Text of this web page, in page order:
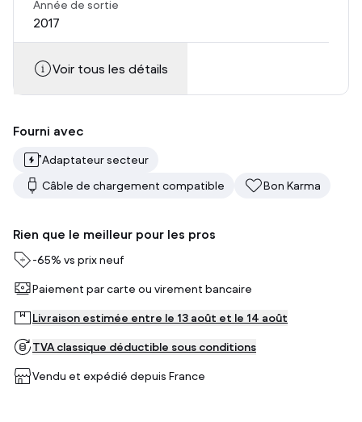
Année de sortie
2017
Voir tous les détails
Fourni avec
Adaptateur secteur
Câble de chargement compatible
Bon Karma
Rien que le meilleur pour les pros
-65% vs prix neuf
Paiement par carte ou virement bancaire
Livraison estimée entre le 13 août et le 14 août
TVA classique déductible sous conditions
Vendu et expédié depuis France